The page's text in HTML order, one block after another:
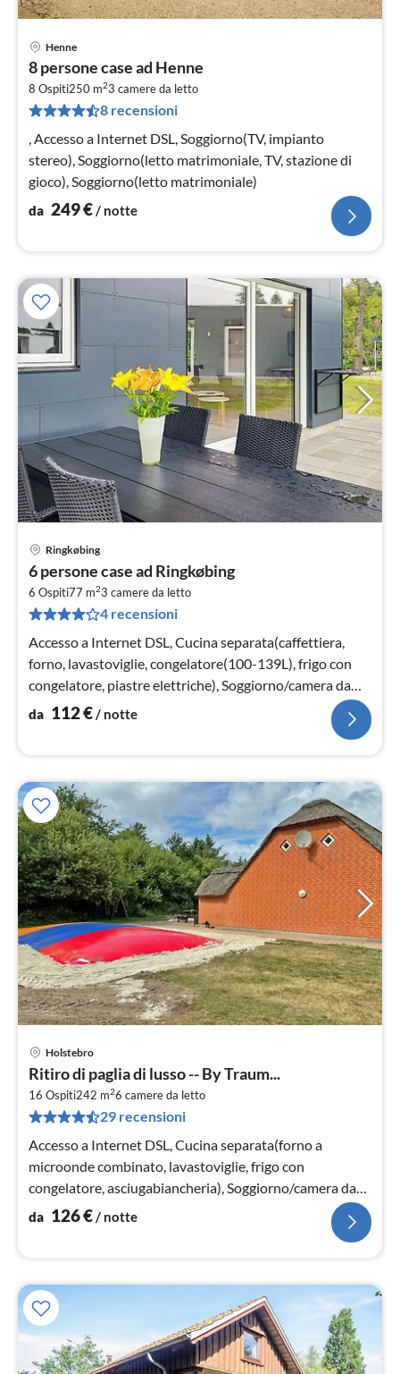
Henne
8 persone case ad Henne
8 Ospiti250 m23 camere da letto
8 recensioni
, Accesso a Internet DSL, Soggiorno(TV, impianto
stereo), Soggiorno(letto matrimoniale, TV, stazione di
gioco), Soggiorno(letto matrimoniale)
da 249€/ notte
Ringkøbing
6 persone case ad Ringkøbing
6 Ospiti77 m23 camere da letto
4 recensioni
Accesso a Internet DSL, Cucina separata(caffettiera,
forno, lavastoviglie, congelatore(100-139L), frigo con
congelatore, piastre elettriche), Soggiorno/camera da
letto(TV)
da 112€ / notte
Holstebro
Ritiro di paglia di lusso -- By Traum...
16 Ospiti242 m26 camere da letto
29 recensioni
Accesso a Internet DSL, Cucina separata(forno a
microonde combinato, lavastoviglie, frigo con
congelatore, asciugabiancheria), Soggiorno/camera da
letto(TV)
da 126€/ notte